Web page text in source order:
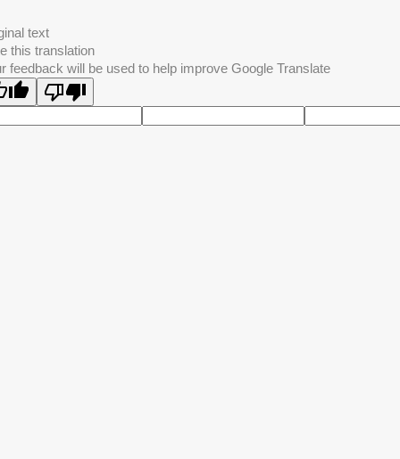
text
this translation
feedback will be used to help improve Google Translate